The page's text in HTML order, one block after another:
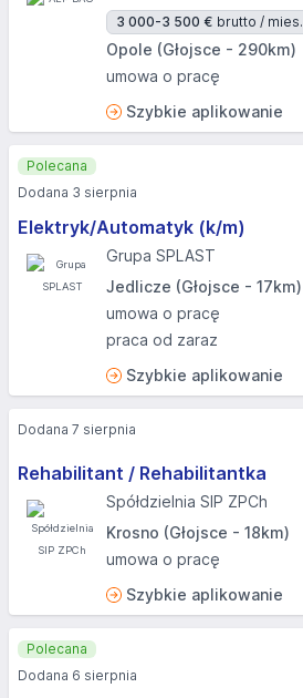
3 000-3 500 € brutto / mies.
Opole (Głojsce - 290km)
umowa o pracę
Szybkie aplikowanie
Elektryk/Automatyk (k/m)
Grupa SPLAST
Jedlicze (Głojsce - 17km)
umowa o pracę
praca od zaraz
Szybkie aplikowanie
Polecana
Dodana 3 sierpnia
Rehabilitant / Rehabilitantka
Spółdzielnia SIP ZPCh
Krosno (Głojsce - 18km)
umowa o pracę
Szybkie aplikowanie
Dodana 7 sierpnia
Polecana
Dodana 6 sierpnia